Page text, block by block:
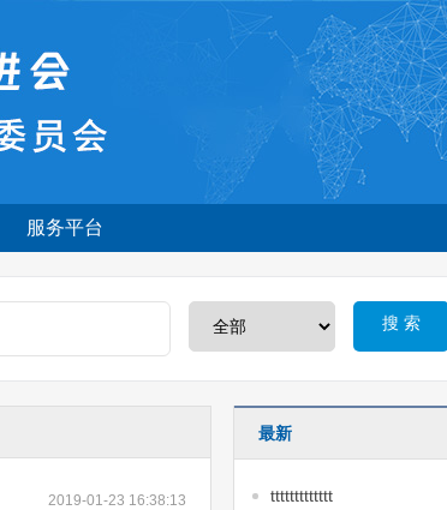
服务平台
搜 索
2019-01-23 16:38:13
最新
ttttttttttttt